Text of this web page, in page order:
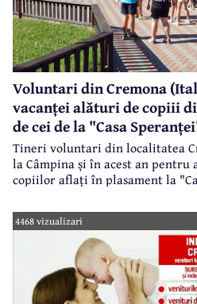
Voluntari din Cremona
vacanței alături de copiii
de cei de la "Casa
Tineri voluntari din localitatea
la Câmpina și în acest an
copiilor aflați în plasament la
și educația cărora se ocupă
din Aosta.
4468 vizualizari